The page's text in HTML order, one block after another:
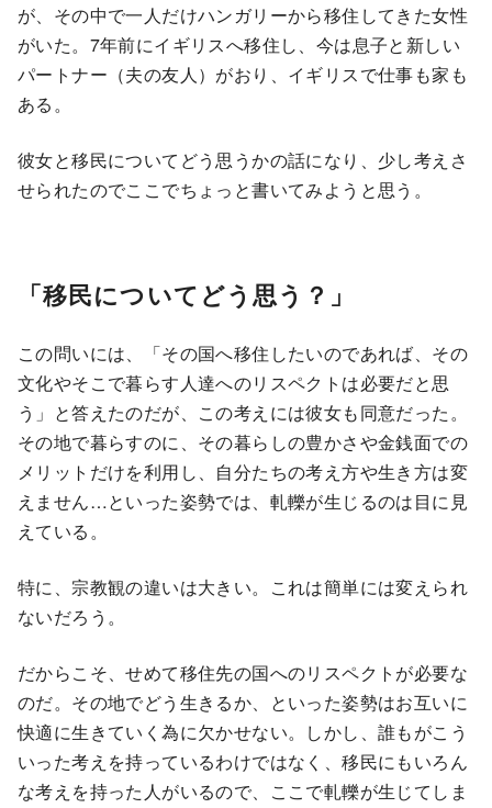
が、その中で一人だけハンガリーから移住してきた女性
がいた。7年前にイギリスへ移住し、今は息子と新しい
パートナー（夫の友人）がおり、イギリスで仕事も家も
ある。
彼女と移民についてどう思うかの話になり、少し考えさ
せられたのでここでちょっと書いてみようと思う。
「移民についてどう思う？」
この問いには、「その国へ移住したいのであれば、その
文化やそこで暮らす人達へのリスペクトは必要だと思
う」と答えたのだが、この考えには彼女も同意だった。
その地で暮らすのに、その暮らしの豊かさや金銭面での
メリットだけを利用し、自分たちの考え方や生き方は変
えません…といった姿勢では、軋轢が生じるのは目に見
えている。
特に、宗教観の違いは大きい。これは簡単には変えられ
ないだろう。
だからこそ、せめて移住先の国へのリスペクトが必要な
のだ。その地でどう生きるか、といった姿勢はお互いに
快適に生きていく為に欠かせない。しかし、誰もがこう
いった考えを持っているわけではなく、移民にもいろん
な考えを持った人がいるので、ここで軋轢が生じてしま